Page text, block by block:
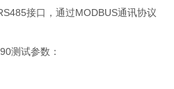
接口，通过MODBUS通讯协议
测试参数：